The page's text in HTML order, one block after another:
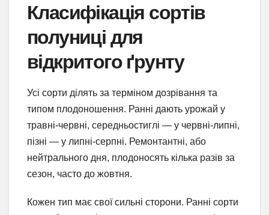
Класифікація сортів
полуниці для
відкритого ґрунту
Усі сорти ділять за терміном дозрівання та
типом плодоношення. Ранні дають урожай у
травні-червні, середньостиглі — у червні-липні,
пізні — у липні-серпні. Ремонтантні, або
нейтрального дня, плодоносять кілька разів за
сезон, часто до жовтня.
Кожен тип має свої сильні сторони. Ранні сорти